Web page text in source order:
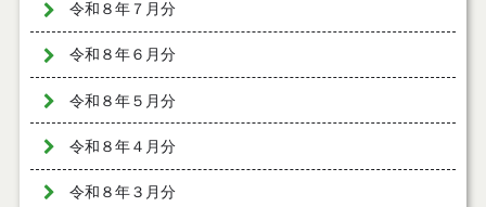
令和８年７月分
令和８年６月分
令和８年５月分
令和８年４月分
令和８年３月分